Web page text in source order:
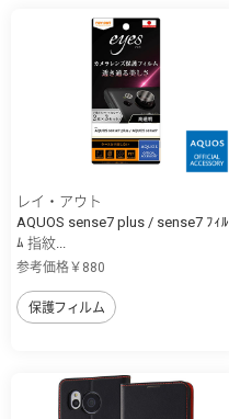
レイ・アウト
AQUOS sense7 plus / sense7 ﾌｨﾙ
ﾑ 指紋...
参考価格￥880
保護フィルム